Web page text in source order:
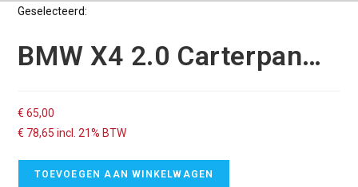
Geselecteerd:
BMW X4 2.0 Carterpan…
€ 65,00
€ 78,65 incl. 21% BTW
TOEVOEGEN AAN WINKELWAGEN